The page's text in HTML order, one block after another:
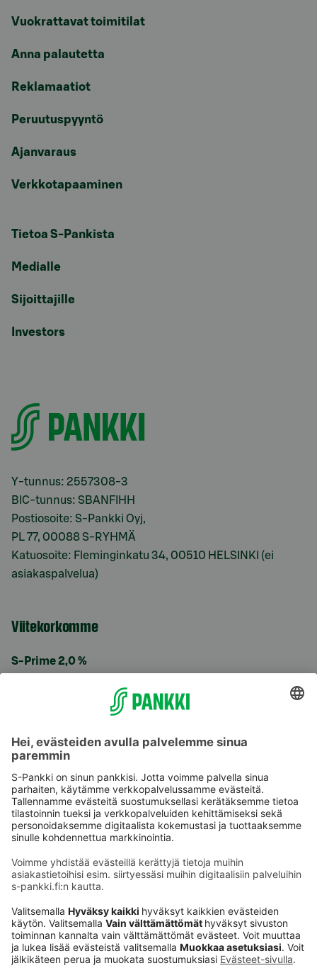
Vuokrattavat toimitilat
Anna palautetta
Reklamaatiot
Peruutuspyyntö
Ajanvaraus
Verkkotapaaminen
Tietoa S-Pankista
Medialle
Sijoittajille
Investors
Y-tunnus: 2557308-3
BIC-tunnus: SBANFIHH
Postiosoite: S-Pankki Oyj,
PL 77, 00088 S-RYHMÄ
Katuosoite: Fleminginkatu 34, 00510 HELSINKI (ei
asiakaspalvelua)
Viitekorkomme
S-Prime 2,0 %
Käyttöehdot
Saavutettavuusseloste
Evästeet
Verkkopalvelujen käytön edellytykset